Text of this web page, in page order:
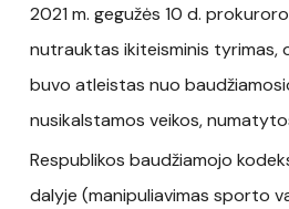
2021 m. gegužės 10 d.
nutrauktas ikiteisminis tyrimas,
buvo atleistas nuo
nusikalstamos veikos,
Respublikos baudžiamojo
dalyje (manipuliavimas sporto